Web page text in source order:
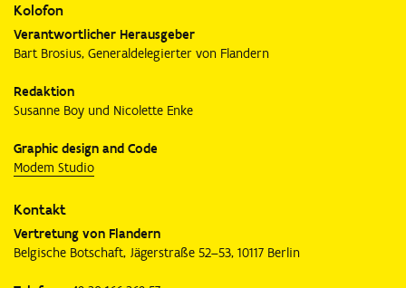
Kolofon
Verantwortlicher Herausgeber
Bart Brosius, Generaldelegierter von Flandern
Redaktion
Susanne Boy und Nicolette Enke
Graphic design and Code
Modem Studio
Kontakt
Vertretung von Flandern
Belgische Botschaft, Jägerstraße 52–53, 10117 Berlin